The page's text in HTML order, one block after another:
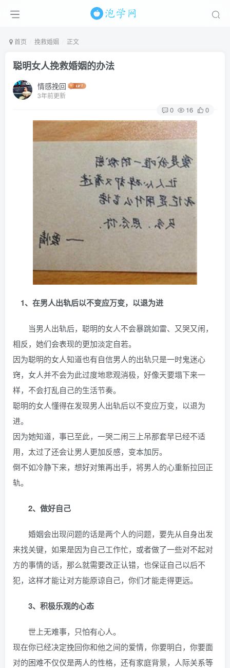
首页 挽救婚姻 正文
聪明女人挽救婚姻的办法
情感挽回
3年前更新
0 16 0
1、在男人出轨后以不变应万变，以退为进
当男人出轨后，聪明的女人不会暴跳如雷、又哭又闹，
相反，她们会表现的更加淡定自若。
因为聪明的女人知道也有自信男人的出轨只是一时鬼迷心
窍，女人并不会为此过度地悲观消极，好像天要塌下来一
样，不会打乱自己的生活节奏。
聪明的女人懂得在发现男人出轨后以不变应万变，以退为
进。
因为她知道，事已至此，一哭二闹三上吊那套早已经不适
用，太过了还会让男人更加反感，变本加厉。
倒不如冷静下来，想好对策再出手，将男人的心重新拉回正
轨。
2、做好自己
婚姻会出现问题的话是两个人的问题，要先从自身出发
来找关键，如果是因为自己工作忙，或者做了一些对不起对
方的事情的话，那么就需要改正认错，也保证自己以后不
犯，这样才能让对方能原谅自己，你们才能走得更远。
3、积极乐观的心态
世上无难事，只怕有心人。
现在你已经决定挽回你和他之间的爱情，你要明白，你要面
对的困难不仅仅是两人的性格，还有家庭背景，人际关系等